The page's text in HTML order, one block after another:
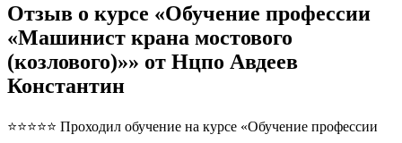
Отзыв о курсе «Обучение профессии
«Машинист крана мостового
(козлового)»» от Нцпо Авдеев
Константин
⭐⭐⭐⭐⭐ Проходил обучение на курсе «Обучение профессии